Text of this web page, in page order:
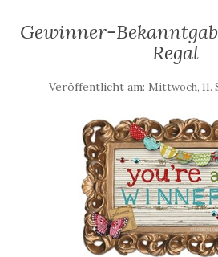
Gewinner-
Regal
Veröffentlicht am: Mittwoch, 11.